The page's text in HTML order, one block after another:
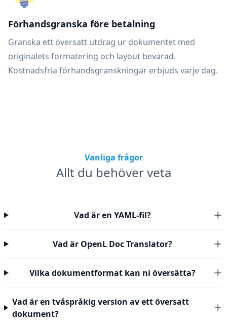
Förhandsgranska före betalning
Granska ett översatt utdrag ur dokumentet med
originalets formatering och layout bevarad.
Kostnadsfria förhandsgranskningar erbjuds varje dag.
Vanliga frågor
Allt du behöver veta
Vad är en YAML-fil?
Vad är OpenL Doc Translator?
Vilka dokumentformat kan ni översätta?
Vad är en tvåspråkig version av ett översatt
dokument?